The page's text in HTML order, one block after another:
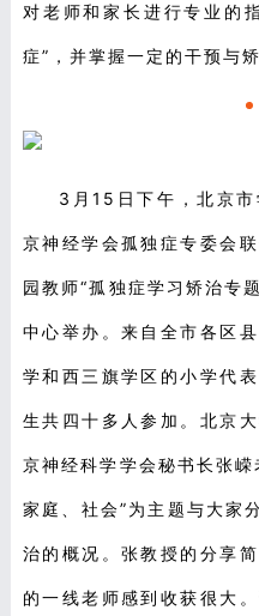
对老师和家长进行专业的
症”，并掌握一定的干预与
3月15日下午，北京
京神经学会孤独症专委会
园教师“孤独症学习矫治专
中心举办。来自全市各区
学和西三旗学区的小学代
生共四十多人参加。北京
京神经科学学会秘书长张
家庭、社会”为主题与大家
治的概况。张教授的分享
的一线老师感到收获很大